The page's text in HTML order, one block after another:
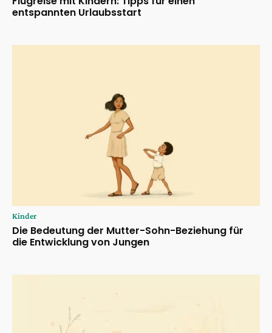
entspannten Urlaubsstart
Kinder
Die Bedeutung der Mutter-Sohn-Beziehung für
die Entwicklung von Jungen